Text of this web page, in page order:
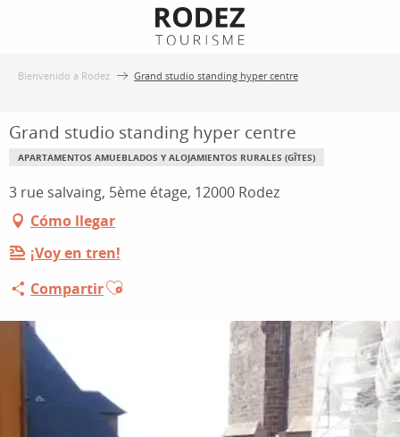
Bienvenido a Rodez Grand studio standing hyper centre
Grand studio standing hyper centre
APARTAMENTOS AMUEBLADOS Y ALOJAMIENTOS RURALES (GÎTES)
3 rue salvaing, 5ème étage, 12000 Rodez
Cómo llegar
¡Voy en tren!
CompartirAjouter aux favoris